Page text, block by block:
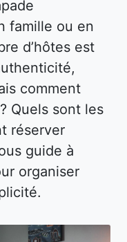
famille ou en
d’hôtes est
comment
Quels sont les
réserver
guide à
organiser